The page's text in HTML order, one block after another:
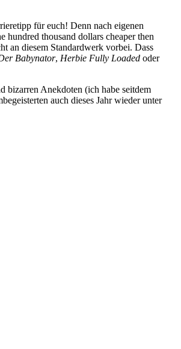
für euch! Denn nach eigenen
hundred thousand dollars cheaper then
an diesem Standardwerk vorbei. Dass
Babynator, Herbie Fully Loaded oder
bizarren Anekdoten (ich habe seitdem
auch dieses Jahr wieder unter